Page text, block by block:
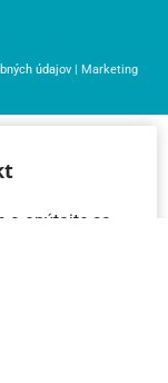
údajov | Marketing
a opýtajte sa